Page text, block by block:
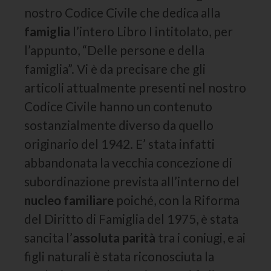
nostro Codice Civile che dedica alla
famiglia l’intero Libro I intitolato, per
l’appunto, “Delle persone e della
famiglia”. Vi è da precisare che gli
articoli attualmente presenti nel nostro
Codice Civile hanno un contenuto
sostanzialmente diverso da quello
originario del 1942. E’ stata infatti
abbandonata la vecchia concezione di
subordinazione prevista all’interno del
nucleo familiare poiché, con la Riforma
del Diritto di Famiglia del 1975, è stata
sancita l’assoluta parità tra i coniugi, e ai
figli naturali è stata riconosciuta la